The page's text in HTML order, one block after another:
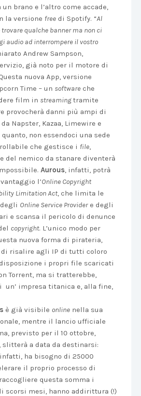
brano e l’altro come accade,
la versione free di Spotify. “Al
qualche banner ma non ci
audio ad interrompere il vostro
Andrew Sampson,
già noto per il motore di
nuova App, versione
Time – un software che
film in streamingtramite
provocherà danni più ampi di
Napster, Kazaa, Limewire e
non essendoci una sede
che gestisce i file,
del nemico da stanare diventerà
Aurous, infatti, potrà
l’Online Copyright
Limitation Act, che limita le
Online Service Providere degli
e scansa il pericolo di denunce
copyright. L’unico modo per
nuova forma di pirateria,
di risalire agli IP di tutti coloro
i propri file scaricati
Torrent, ma si tratterebbe,
un’ impresa titanica e, alla fine,
è già visibile online nella sua
mentre il lancio ufficiale
previsto per il 10 ottobre,
slitterà a data da destinarsi:
ha bisogno di 25000
il proprio processo di
questa somma i
scorsi mesi, hanno addirittura (!)